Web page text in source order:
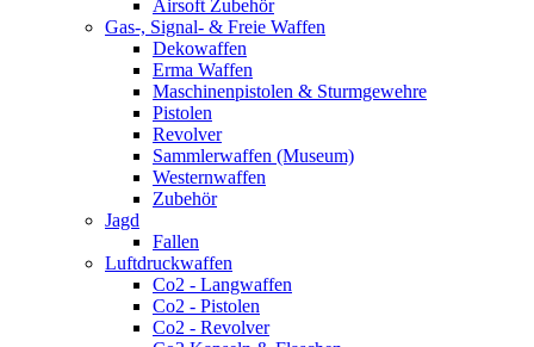
Airsoft Zubehör
Gas-, Signal- & Freie Waffen
Dekowaffen
Erma Waffen
Maschinenpistolen & Sturmgewehre
Pistolen
Revolver
Sammlerwaffen (Museum)
Westernwaffen
Zubehör
Jagd
Fallen
Luftdruckwaffen
Co2 - Langwaffen
Co2 - Pistolen
Co2 - Revolver